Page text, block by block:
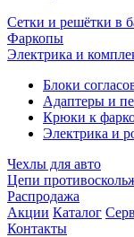
Сетки и решётки в
Фаркопы
Электрика и
Блоки
Адаптеры и
Крюки к
Электрика и
Чехлы для авто
Цепи
Распродажа
Акции Каталог
Контакты